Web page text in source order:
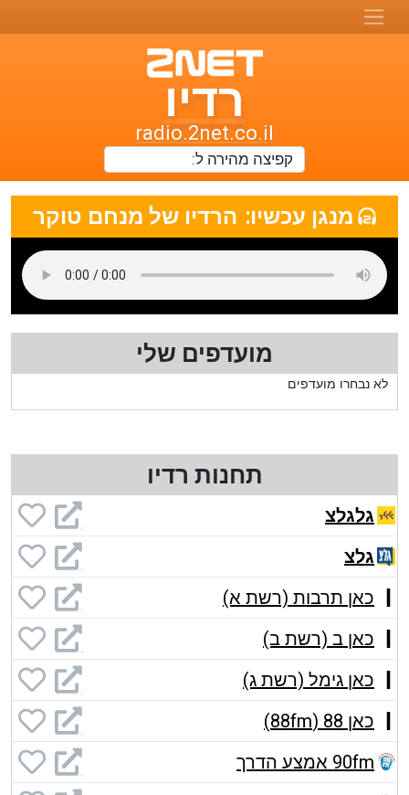
רדיו
טו-נט
רדיו
radio.2net.co.il
תחנות
רדיו
ואתרי
מוזיקה
מנגן עכשיו: הרדיו של מנחם טוקר
מועדפים שלי
לא נבחרו מועדפים
תחנות רדיו
גלגלצ
גלצ
כאן תרבות (רשת א)
כאן ב (רשת ב)
כאן גימל (רשת ג)
כאן 88 (88fm)
90fm אמצע הדרך